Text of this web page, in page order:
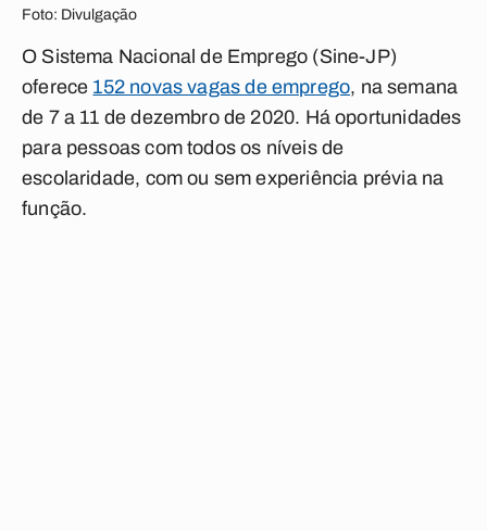
Foto: Divulgação
O Sistema Nacional de Emprego (Sine-JP)
oferece 152 novas vagas de emprego, na semana
de 7 a 11 de dezembro de 2020. Há oportunidades
para pessoas com todos os níveis de
escolaridade, com ou sem experiência prévia na
função.